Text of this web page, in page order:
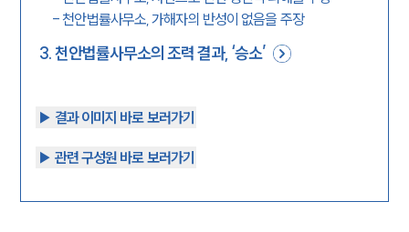
- 천안법률사무소, 가해자의 반성이 없음을 주장
3.천안법률사무소의 조력 결과, ‘승소’
▶︎ 결과 이미지 바로 보러가기
▶︎ 관련 구성원 바로 보러가기